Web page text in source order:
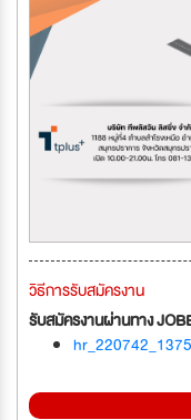
วิธีการรับสมัครงาน
รับสมัครงานผ่านทาง